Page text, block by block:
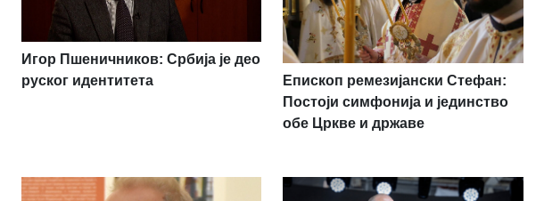
Игор Пшеничников: Србија је део
руског идентитета
Епископ ремезијански Стефан:
Постоји симфонија и јединство
обе Цркве и државе